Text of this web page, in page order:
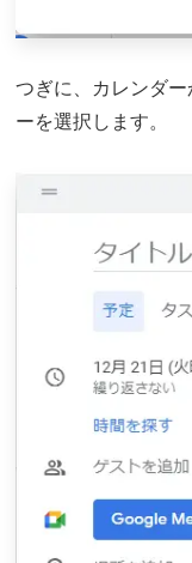
つぎに、カレンダ
ーを選択します。